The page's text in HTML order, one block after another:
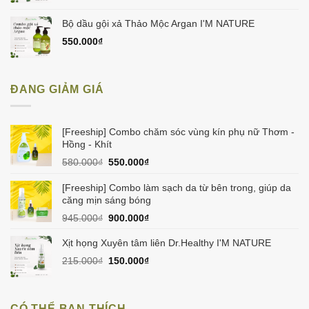
Bộ dầu gội xả Thảo Mộc Argan I'M NATURE
550.000₫
ĐANG GIẢM GIÁ
[Freeship] Combo chăm sóc vùng kín phụ nữ Thơm -
Hồng - Khít
580.000₫ Giá
là:
580.000₫.
550.000₫Giá
tại
là:
[Freeship] Combo làm sạch da từ bên trong, giúp da
căng mịn sáng bóng
945.000₫ Giá
là:
945.000₫.
900.000₫Giá
tại
900.000₫.
Xịt họng Xuyên tâm liên Dr.Healthy I'M NATURE
215.000₫ Giá
150.000₫Giá